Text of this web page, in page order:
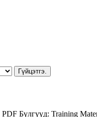
Гүйцэтгэ.
PDF Бүлгүүд: Training